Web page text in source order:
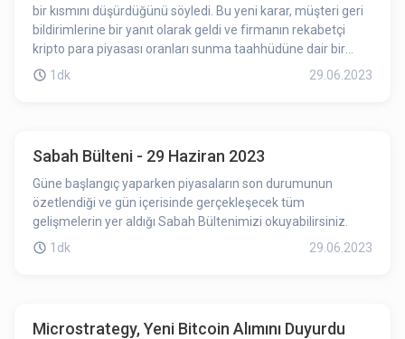
bir kısmını düşürdüğünü söyledi. Bu yeni karar, müşteri geri
bildirimlerine bir yanıt olarak geldi ve firmanın rekabetçi
kripto para piyasası oranları sunma taahhüdüne dair bir
sinyal olarak nitelendirildi.
1dk 29.06.2023
Sabah Bülteni - 29 Haziran 2023
Güne başlangıç yaparken piyasaların son durumunun
özetlendiği ve gün içerisinde gerçekleşecek tüm
gelişmelerin yer aldığı Sabah Bültenimizi okuyabilirsiniz.
1dk
29.06.2023
Microstrategy, Yeni Bitcoin Alımını Duyurdu